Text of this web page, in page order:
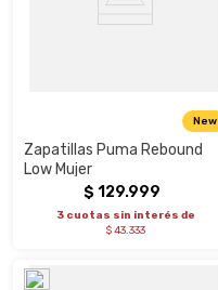
New
Zapatillas Puma Rebound
Low Mujer
$ 129.999
3 cuotas sin interés de
$ 43.333